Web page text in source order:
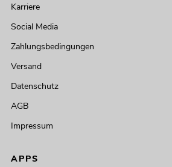
Karriere
Social Media
Zahlungsbedingungen
Versand
Datenschutz
AGB
Impressum
APPS